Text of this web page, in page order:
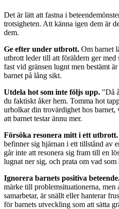
Det är lätt att fastna i
trotsigheten. Att känna igen dem är
dem.
Ge efter under utbrott. Om barnet
utbrott leder till att föräldern ger
fast vid gränsen lugnt men bestämt
barnet på lång sikt.
Utdela hot som inte följs upp. "Då
du faktiskt åker hem. Tomma hot
urholkar din trovärdighet hos
att barnet testar ännu mer.
Försöka resonera mitt i ett utbrott.
befinner sig hjärnan i ett tillstånd av
går inte att resonera sig fram till en
lugnat ner sig, och prata om vad som
Ignorera barnets positiva
märke till problemsituationerna, men
samarbetar, är snällt eller hanterar
för barnets utveckling som att sätta